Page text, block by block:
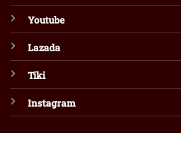
Youtube
Lazada
Tiki
Instagram